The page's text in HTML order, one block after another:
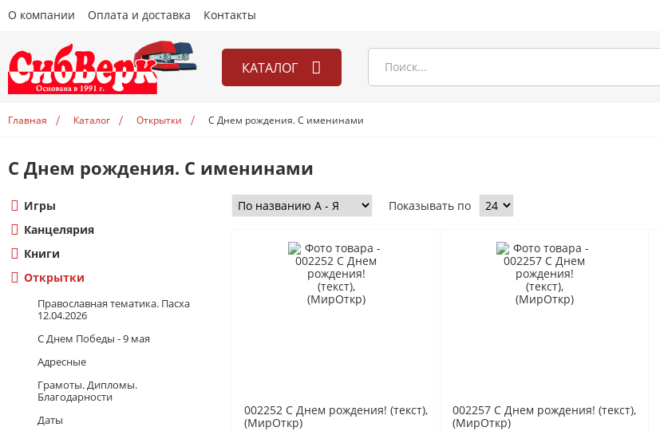
О компании Оплата и доставка Контакты
КАТАЛОГ
Книги
Учебники
Главная Каталог Открытки С Днем рождения. С именинами
С Днем рождения. С именинами
Игры
Канцелярия
Книги
Открытки
Православная тематика. Пасха
12.04.2026
С Днем Победы - 9 мая
Адресные
Грамоты. Дипломы.
Благодарности
Даты
Показывать по
002252 С Днем рождения! (текст),
(МирОткр)
002257 С Днем рождения! (текст),
(МирОткр)